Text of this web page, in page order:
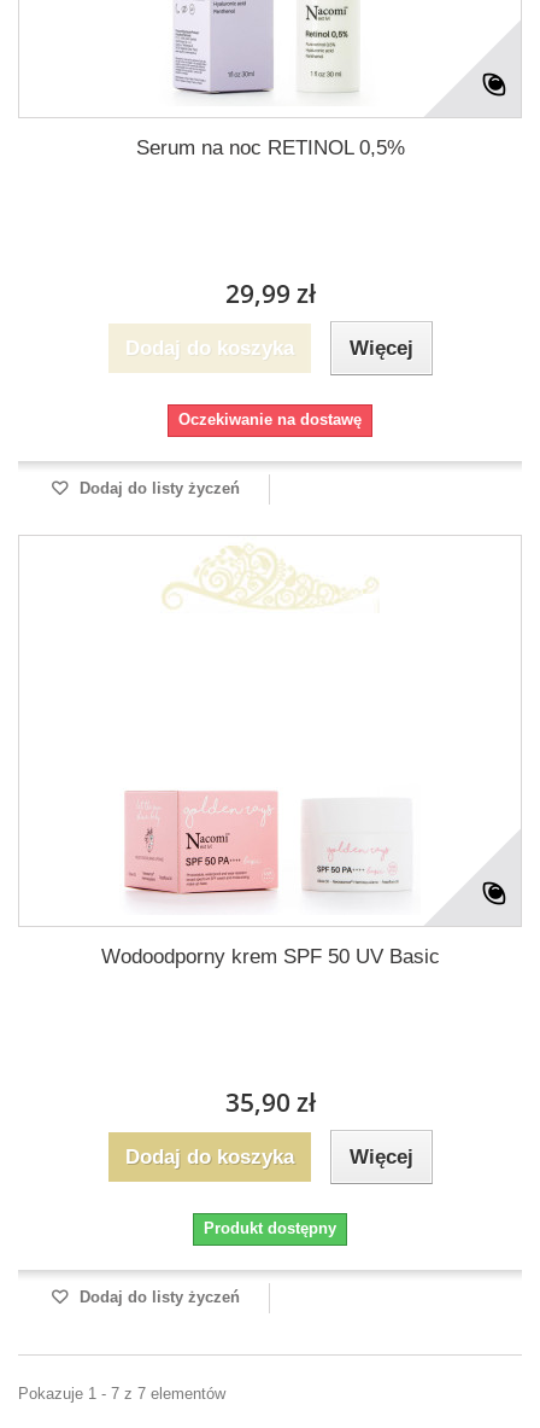
Serum na noc RETINOL 0,5%
29,99 zł
Dodaj do koszyka Więcej
Oczekiwanie na dostawę
Dodaj do listy życzeń
Wodoodporny krem SPF 50 UV Basic
35,90 zł
Dodaj do koszyka Więcej
Produkt dostępny
Dodaj do listy życzeń
Pokazuje 1 - 7 z 7 elementów